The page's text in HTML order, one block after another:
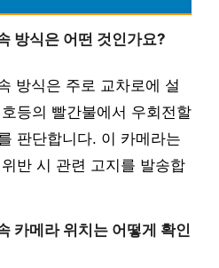
방식은 어떤 것인가요?
방식은 주로 교차로에 설
등의 빨간불에서 우회전할
판단합니다. 이 카메라는
반 시 관련 고지를 발송합
카메라 위치는 어떻게 확인